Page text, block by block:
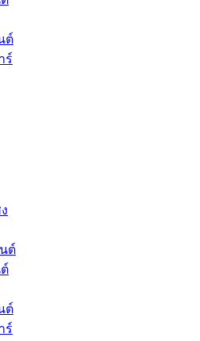
ต์
ร์
ต์
ต์
ร์